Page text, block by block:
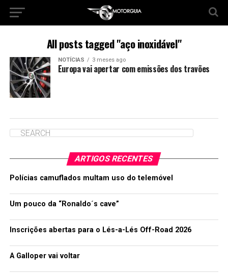
All posts tagged "aço inoxidável"
NOTÍCIAS 3 meses ago
Europa vai apertar com emissões dos travões
ARTIGOS RECENTES
Polícias camuflados multam uso do telemóvel
Um pouco da “Ronaldo´s cave”
Inscrições abertas para o Lés-a-Lés Off-Road 2026
A Galloper vai voltar